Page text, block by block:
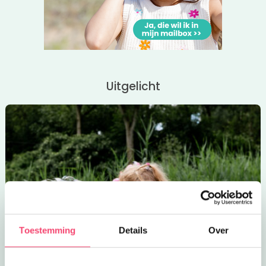
Toestemming Details Over
Uitgelicht